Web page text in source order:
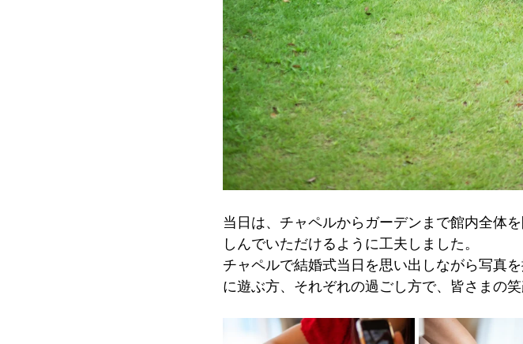
当日は、チャペルからガーデンまで館内全体
しんでいただけるように工夫しました。
チャペルで結婚式当日を思い出しながら写真
に遊ぶ方、それぞれの過ごし方で、皆さまの